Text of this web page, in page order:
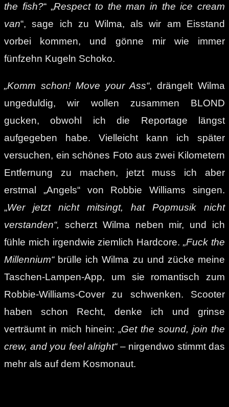
the fish?“ „Respect to the man in the ice cream
van“, sage ich zu Wilma, als wir am Eisstand
vorbei kommen, und gönne mir wie immer
fünfzehn Kugeln Schoko.
„Komm schon! Move your Ass“, drängelt Wilma
ungeduldig, wir wollen zusammen BLOND
gucken, obwohl ich die Reportage längst
aufgegeben habe. Vielleicht kann ich später
versuchen, ein schönes Foto aus zwei Kilometern
Entfernung zu machen, jetzt muss ich aber
erstmal „Angels“ von Robbie Williams singen.
„Wer jetzt nicht mitsingt, hat Popmusik nicht
verstanden“, scherzt Wilma neben mir, und ich
fühle mich irgendwie ziemlich Hardcore.„Fuck the
Millennium“brülle ich Wilma zu und zücke meine
Taschen-Lampen-App, um sie romantisch zum
Robbie-Williams-Cover zu schwenken. Scooter
haben schon Recht, denke ich und grinse
verträumt in mich hinein: „Get the sound, join the
crew, and you feel alright“– nirgendwo stimmt das
mehr als auf dem Kosmonaut.